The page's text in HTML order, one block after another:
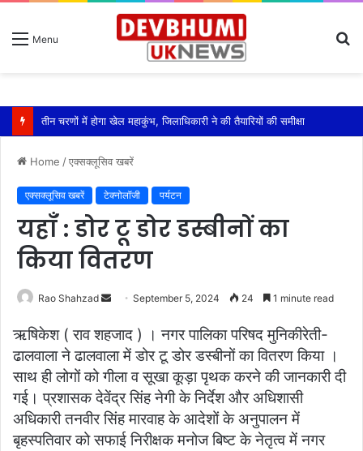
Menu
तीन चरणों में होगा खेल महाकुंभ, जिलाधिकारी ने की तैयारियों की समीक्षा
Home /एक्सक्लूसिव खबरें
एक्सक्लूसिव खबरें टेक्नोलॉजी पर्यटन
यहाँ : डोर टू डोर डस्बीनों का
किया वितरण
Rao Shahzad
Send
email
September 5, 2024 24 1 minute read
ऋषिकेश ( राव शहजाद ) । नगर पालिका परिषद मुनिकीरेती-
ढालवाला ने ढालवाला में डोर टू डोर डस्बीनों का वितरण किया ।
साथ ही लोगों को गीला व सूखा कूड़ा पृथक करने की जानकारी दी
गई। प्रशासक देवेंद्र सिंह नेगी के निर्देश और अधिशासी
अधिकारी तनवीर सिंह मारवाह के आदेशों के अनुपालन में
बृहस्पतिवार को सफाई निरीक्षक मनोज बिष्ट के नेतृत्व में नगर